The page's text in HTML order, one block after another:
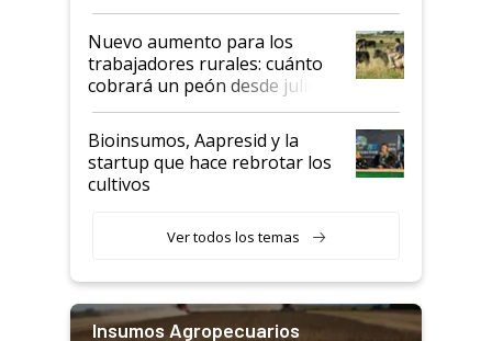
Nuevo aumento para los
trabajadores rurales: cuánto
cobrará un peón desde julio
Bioinsumos, Aapresid y la
startup que hace rebrotar los
cultivos
Ver todos los temas
Insumos Agropecuarios